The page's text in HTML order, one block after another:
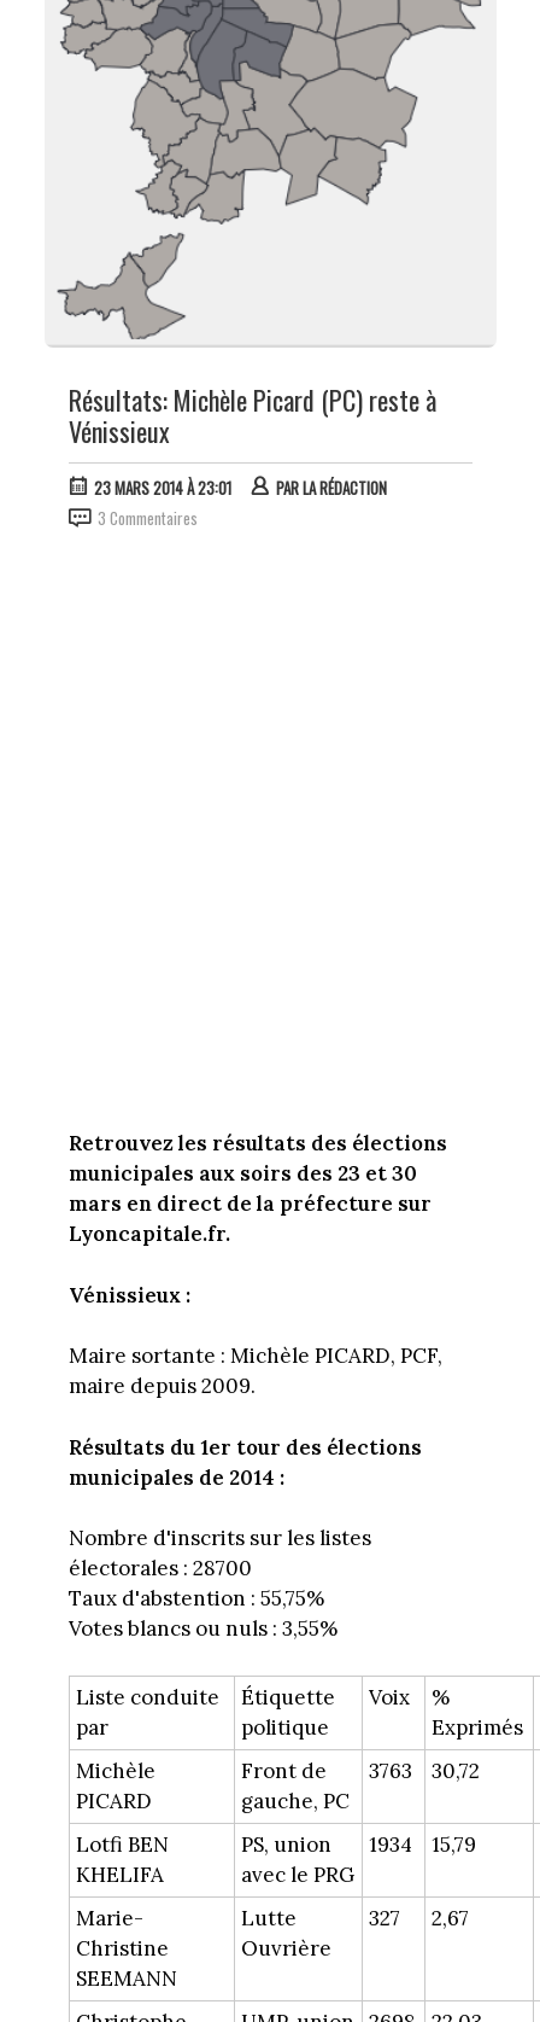
Résultats: Michèle Picard (PC) reste à
Vénissieux
23 MARS 2014 À 23:01 PARLA RÉDACTION
3 Commentaires
Retrouvez les résultats des élections
municipales aux soirs des 23 et 30
mars en direct de la préfecture sur
Lyoncapitale.fr.
Vénissieux :
Maire sortante : Michèle PICARD, PCF,
maire depuis 2009.
Résultats du 1er tour des élections
municipales de 2014 :
Nombre d'inscrits sur les listes
électorales : 28700
Taux d'abstention : 55,75%
Votes blancs ou nuls : 3,55%
Liste conduite
par
Étiquette
politique
Voix
%
Exprimés
Michèle
PICARD
Front de
gauche, PC
3763 30,72
Lotfi BEN
KHELIFA
PS, union
avec le PRG
1934 15,79
Marie-
Christine
SEEMANN
Lutte
Ouvrière
327 2,67